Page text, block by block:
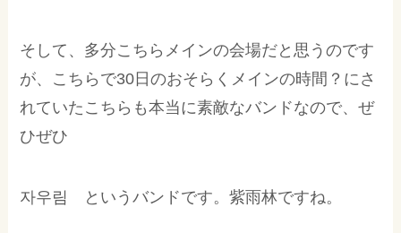
そして、多分こちらメインの会場だと思うのです
が、こちらで30日のおそらくメインの時間？にさ
れていたこちらも本当に素敵なバンドなので、ぜ
ひぜひ
자우림 というバンドです。紫雨林ですね。